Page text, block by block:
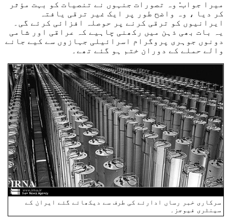
میرا جواب: وہ تصورات جنہوں نے تنصیات کو بہت مؤثر
کر دیا ، وہ واضح طور پر ایک غیر ترقی یافتہ
ایرانیوں کو ترقی کرنے پر حوصلہ افزائی کرئے گی۔
یہ بات بھی ذہن میں رکھنی چاہیے کہ عراقی اور شامی
دونوں جوہری پروگرام اسرائیلی جہازوں سے کیے جانے
والے حملے کے دوران ختم ہو گئے تھے۔
سرکاری خبر رساں ادارئے کی طرف سے دیکھائے گئے ایران کے
سینٹری فیوجز۔